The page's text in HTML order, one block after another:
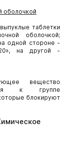
оболочкой
таблетки
оболочкой;
одной стороне -
на другой -
вещество
к группе
блокируют